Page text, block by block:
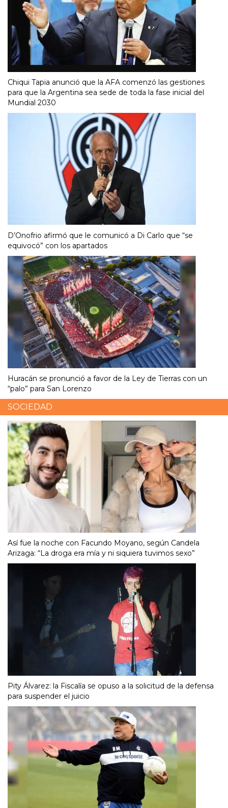
Chiqui Tapia anunció que la AFA comenzó las gestiones
para que la Argentina sea sede de toda la fase inicial del
Mundial 2030
D’Onofrio afirmó que le comunicó a Di Carlo que “se
equivocó” con los apartados
Huracán se pronunció a favor de la Ley de Tierras con un
“palo” para San Lorenzo
SOCIEDAD
Así fue la noche con Facundo Moyano, según Candela
Arizaga: “La droga era mía y ni siquiera tuvimos sexo”
Pity Álvarez: la Fiscalía se opuso a la solicitud de la defensa
para suspender el juicio